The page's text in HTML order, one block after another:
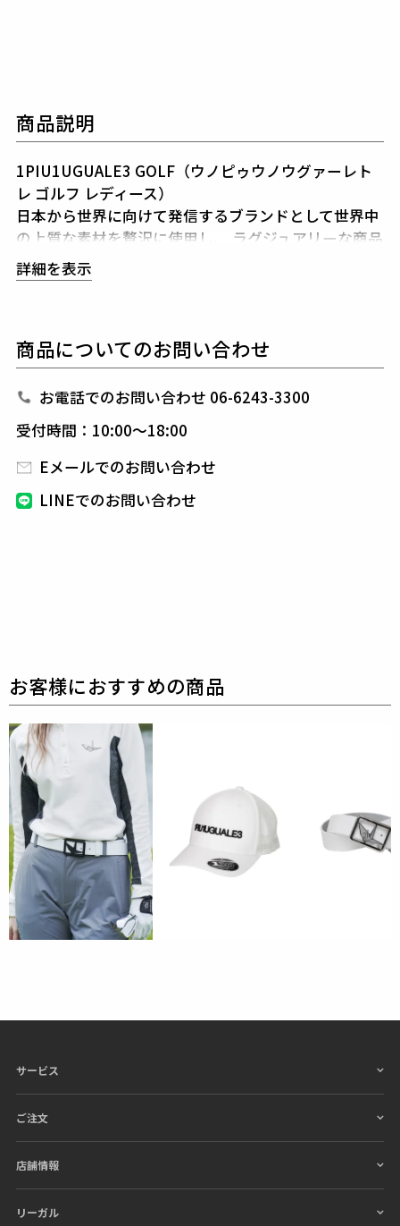
商品説明
1PIU1UGUALE3 GOLF（ウノピゥウノウグァーレト
レ ゴルフ レディース）
日本から世界に向けて発信するブランドとして世界中
の上質な素材を贅沢に使用し、 ラグジュアリーな商品
をリリースし続ける1PIU1UGUALE3。
グジュアリーブランドが提案する、高いデザイン性と
なハイテク素材を採用し、ただ派手な物ではなくテー
ラーリングを得意とする同ブランドならではの立体パ
ターンにより、洗練された高いデザイン性と
をもたらします。
素材
4WAY STRETCH NYLON
詳細を表示
商品についてのお問い合わせ
お電話でのお問い合わせ 06-6243-3300
受付時間：10:00～18:00
Eメールでのお問い合わせ
LINEでのお問い合わせ
サービス
ご注文
店舗情報
リーガル